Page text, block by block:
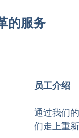
的服务
员工介绍
通过我们
们走上重